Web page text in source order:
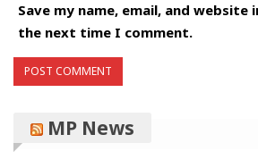
Save my name, email, and
the next time I comment.
MP News